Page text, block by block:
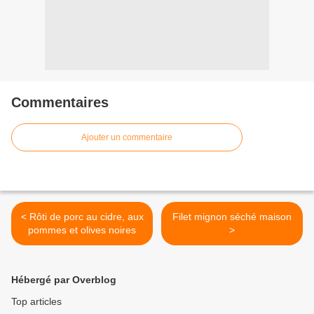
Commentaires
Ajouter un commentaire
< Rôti de porc au cidre, aux
pommes et olives noires
Filet mignon séché maison
>
Hébergé par Overblog
Top articles